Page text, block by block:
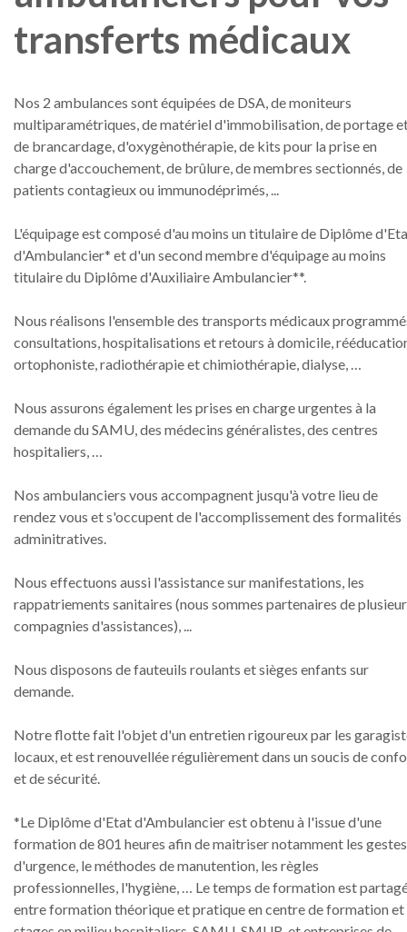
transferts médicaux
Nos 2 ambulances sont équipées de DSA, de moniteurs
multiparamétriques, de matériel d'immobilisation, de portage
de brancardage, d'oxygènothérapie, de kits pour la prise en
charge d'accouchement, de brûlure, de membres sectionnés, de
patients contagieux ou immunodéprimés, ...
L'équipage est composé d'au moins un titulaire de Diplôme
d'Ambulancier* et d'un second membre d'équipage au moins
titulaire du Diplôme d'Auxiliaire Ambulancier**.
Nous réalisons l'ensemble des transports médicaux
consultations, hospitalisations et retours à domicile,
ortophoniste, radiothérapie et chimiothérapie, dialyse, …
Nous assurons également les prises en charge urgentes à la
demande du SAMU, des médecins généralistes, des centres
hospitaliers, …
Nos ambulanciers vous accompagnent jusqu'à votre lieu de
rendez vous et s'occupent de l'accomplissement des formalités
adminitratives.
Nous effectuons aussi l'assistance sur manifestations, les
rappatriements sanitaires (nous sommes partenaires de
compagnies d'assistances), ...
Nous disposons de fauteuils roulants et sièges enfants sur
demande.
Notre flotte fait l'objet d'un entretien rigoureux par les
locaux, et est renouvellée régulièrement dans un soucis de
et de sécurité.
*Le Diplôme d'Etat d'Ambulancier est obtenu à l'issue d'une
formation de 801 heures afin de maitriser notamment les gestes
d'urgence, le méthodes de manutention, les règles
professionnelles, l'hygiène, … Le temps de formation est
entre formation théorique et pratique en centre de formation et